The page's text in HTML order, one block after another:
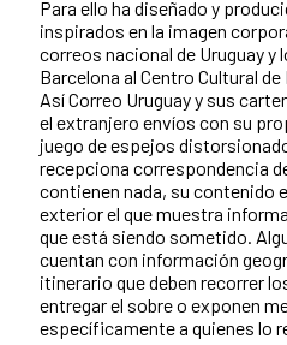
Para ello ha diseñado y
inspirados en la imagen
correos nacional de Uruguay y
Barcelona al Centro Cultural
Así Correo Uruguay y sus
el extranjero envíos con su
juego de espejos
recepciona correspondencia
contienen nada, su contenido
exterior el que muestra
que está siendo sometido.
cuentan con información
itinerario que deben recorrer
entregar el sobre o exponen
específicamente a quienes lo